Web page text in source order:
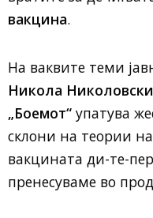
вакцина.
На ваквите теми
Никола Николовски
„Боемот“ упатува
склони на теории
вакцината ди-те-
пренесуваме во